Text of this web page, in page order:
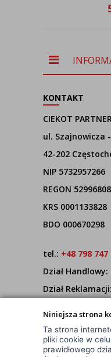
Niniejsza strona
Ta strona
pliki cookie w
prawidłowego
KONTAKT
CIEKOT
ul. Szajnowicza
42-202
NIP 5732957266
REGON
KRS 0001133828
BDO 000670298
tel.: +48 798 747
Dział Handlowy:
Dział Reklamacji:
7:00 - 15:00